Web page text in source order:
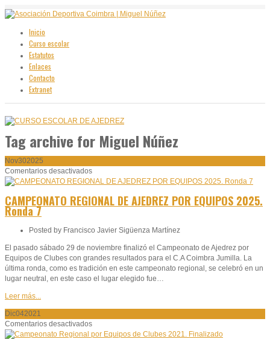
Inicio
Curso escolar
Estatutos
Enlaces
Contacto
Extranet
Tag archive for Miguel Núñez
Nov302025
Comentarios desactivadosen
CAMPEONATO
DE
EQUIPOS
Ronda
7
CAMPEONATO REGIONAL DE AJEDREZ POR EQUIPOS 2025.
Ronda 7
Posted by Francisco Javier Sigüenza Martínez
El pasado sábado 29 de noviembre finalizó el Campeonato de Ajedrez por
Equipos de Clubes con grandes resultados para el C.A Coimbra Jumilla. La
última ronda, como es tradición en este campeonato regional, se celebró en un
lugar neutral, en este caso el lugar elegido fue…
Leer más...
Dic042021
Comentarios desactivadosen
Campeonato